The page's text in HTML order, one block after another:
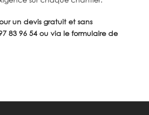
un devis gratuit et sans
83 96 54ou via le formulaire de